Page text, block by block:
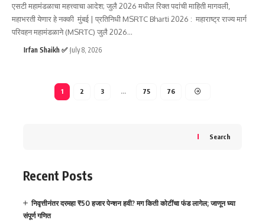
एसटी महामंडळाचा महत्त्वाचा आदेश; जुलै 2026 मधील रिक्त पदांची माहिती मागवली,
महाभरती येणार हे नक्की मुंबई | प्रतिनिधी MSRTC Bharti 2026 : महाराष्ट्र राज्य मार्ग
परिवहन महामंडळाने (MSRTC) जुलै 2026…
Irfan Shaikh ✅ July 8, 2026
1 2 3 … 75 76
Search
Recent Posts
निवृत्तीनंतर दरमहा ₹50 हजार पेन्शन हवी? मग किती कोटींचा फंड लागेल; जाणून घ्या
संपूर्ण गणित